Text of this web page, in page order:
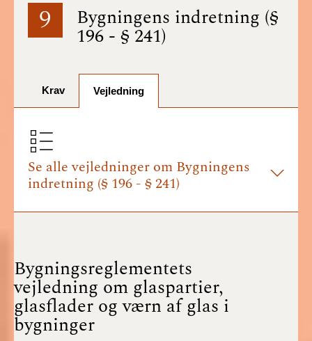
9 Bygningens indretning (§
196 - § 241)
BR18 (Aktuelt)
BR18 (1/7-31/12
BR18 (1/1-30/6
BR18 (1/7- 31/12
2024)
BR18 (1/1- 30/06
BR18 (17/9 - 31/12
2022)
BR18 (1/7 - 16/9
Krav Vejledning
Se alle vejledninger om Bygningens
indretning (§ 196 - § 241)
Bygningsreglementets
vejledning om glaspartier,
glasflader og værn af glas i
bygninger